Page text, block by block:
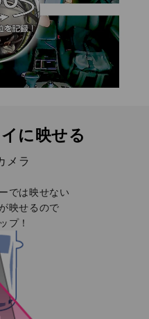
に映せる
メラ
では映せない
が映せるので
プ！